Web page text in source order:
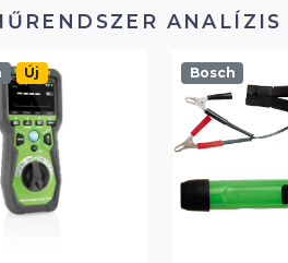
ANALÍZIS
Új Bosch